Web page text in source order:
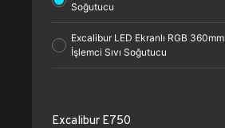
Soğutucu
Excalibur LED Ekranlı RGB 360mm
İşlemci Sıvı Soğutucu
Excalibur E750